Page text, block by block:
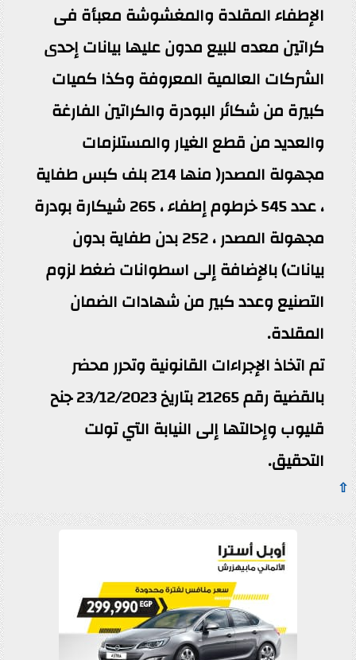
الإطفاء المقلدة والمغشوشة معبأة فى
كراتين معده للبيع مدون عليها بيانات إحدى
الشركات العالمية المعروفة وكذا كميات
كبيرة من شكائر البودرة والكراتين الفارغة
والعديد من قطع الغيار والمستلزمات
مجهولة المصدر( منها 214 بلف كبس طفاية
، عدد 545 خرطوم إطفاء ، 265 شيكارة بودرة
مجهولة المصدر ، 252 بدن طفاية بدون
بيانات) بالإضافة إلى اسطوانات ضغط لزوم
التصنيع وعدد كبير من شهادات الضمان
المقلدة.
تم اتخاذ الإجراءات القانونية وتحرر محضر
بالقضية رقم 21265 بتاريخ 23/12/2023 جنح
قليوب وإحالتها إلى النيابة التي تولت
التحقيق.
⇧